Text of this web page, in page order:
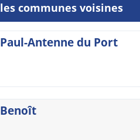
communes voisines
Antenne du Port